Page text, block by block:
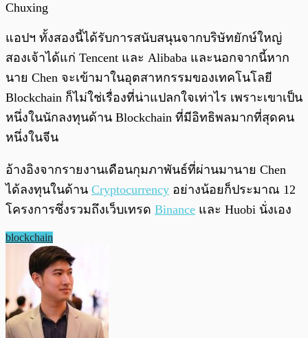
Chuxing
แอปฯ ทั้งสองนี้ได้รับการสนับสนุนจากบริษัทยักษ์ใหญ่
สองเจ้าได้แก่ Tencent และ Alibaba และนอกจากนี้หาก
นาย Chen จะเข้ามาในอุตสาหกรรมของเทคโนโลยี
Blockchain ก็ไม่ใช่เรื่องที่น่าแปลกใจเท่าไร เพราะเขาเป็น
หนึ่งในนักลงทุนด้าน Blockchain ที่มีอิทธิพลมากที่สุดคน
หนึ่งในจีน
อ้างอิงจากรายงานเดือนกุมภาพันธ์ที่ผ่านมานาย Chen
ได้ลงทุนในด้าน Cryptocurrency อย่างน้อยก็ประมาณ 12
โครงการซึ่งรวมถึงเว็บเทรด Binance และ Huobi นั่งเอง
blockchain